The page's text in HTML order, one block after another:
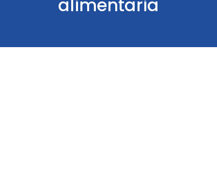
alimentaria